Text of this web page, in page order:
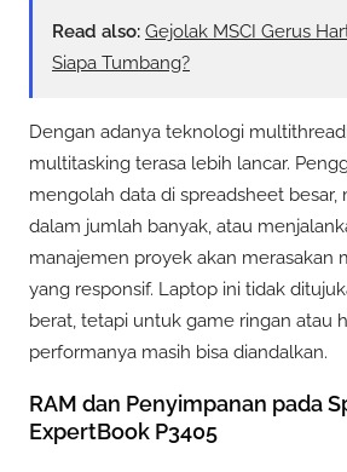
Read also: Gejolak MSCI Gerus
Siapa Tumbang?
Dengan adanya teknologi
multitasking terasa lebih lancar.
mengolah data di spreadsheet
dalam jumlah banyak, atau
manajemen proyek akan merasakan
yang responsif. Laptop ini tidak
berat, tetapi untuk game ringan atau
performanya masih bisa diandalkan.
RAM dan Penyimpanan pada
ExpertBook P3405